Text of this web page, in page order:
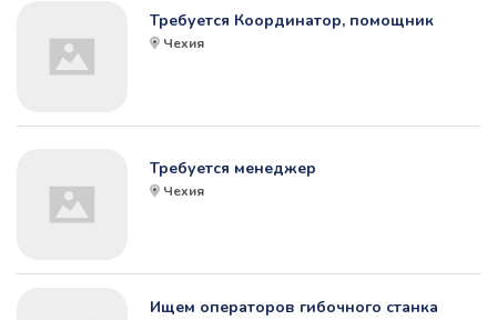
Требуется Координатор, помощник
Чехия
Требуется менеджер
Чехия
Ищем операторов гибочного станка